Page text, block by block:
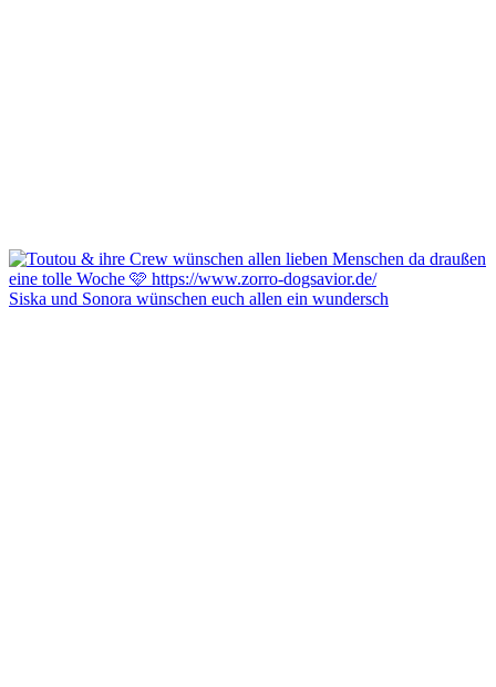
Siska und Sonora wünschen euch allen ein wundersch